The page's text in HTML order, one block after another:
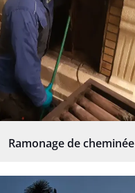
Ramonage de cheminée